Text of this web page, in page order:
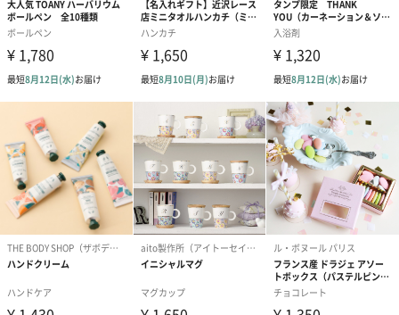
プリザーブドフラワー
ブーケ（ピンク）
（2,580円）
プリザーブドフラワー
ブーケ（ブルー）
（2,580円）
アミュレット
ク）（1,500円
ぬいぐるみ
愛らしいぬいぐるみを同梱してお届けします。
誕生日・記念日・出産祝いなどのシーンにおすすめです。